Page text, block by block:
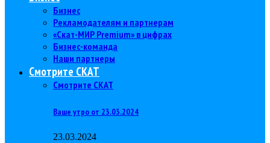
Бизнес
Рекламодателям и партнерам
«Скат-МИР Premium» в цифрах
Бизнес-команда
Наши партнеры
Смотрите СКАТ
Смотрите СКАТ
Ваше утро от 23.03.2024
23.03.2024